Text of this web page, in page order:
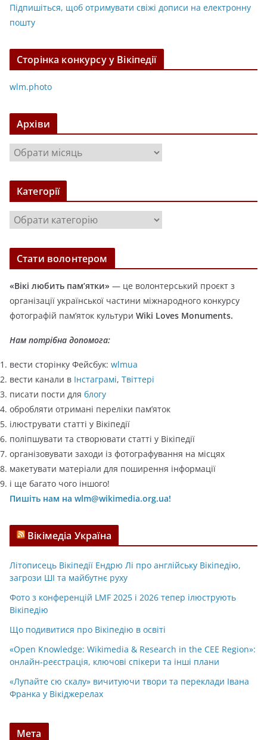
Підпишіться, щоб отримувати свіжі дописи на електронну
пошту
Сторінка конкурсу у Вікіпедії
wlm.photo
Архіви
х
в
Категорії
т
р
і
ї
Стати волонтером
«Вікі любить пам’ятки» — це волонтерський проєкт з
організації української частини міжнародного конкурсу
фотографій пам’яток культури Wiki Loves Monuments.
Нам потрібна допомога:
вести сторінку Фейсбук: wlmua
вести канали в Інстаграмі, Твіттері
писати пости для блогу
обробляти отримані переліки пам’яток
ілюструвати статті у Вікіпедії
поліпшувати та створювати статті у Вікіпедії
організовувати заходи із фотографування на місцях
макетувати матеріали для поширення інформації
і ще багато чого іншого!
Пишіть нам на wlm@wikimedia.org.ua!
Вікімедіа Україна
Літописець Вікіпедії Ендрю Лі про англійську Вікіпедію,
загрози ШІ та майбутнє руху
Фото з конференцій LMF 2025 і 2026 тепер ілюструють
Вікіпедію
Що подивитися про Вікіпедію в освіті
«Open Knowledge: Wikimedia & Research in the CEE Region»:
онлайн-реєстрація, ключові спікери та інші плани
«Лупайте сю скалу» вичитуючи твори та переклади Івана
Франка у Вікіджерелах
Мета